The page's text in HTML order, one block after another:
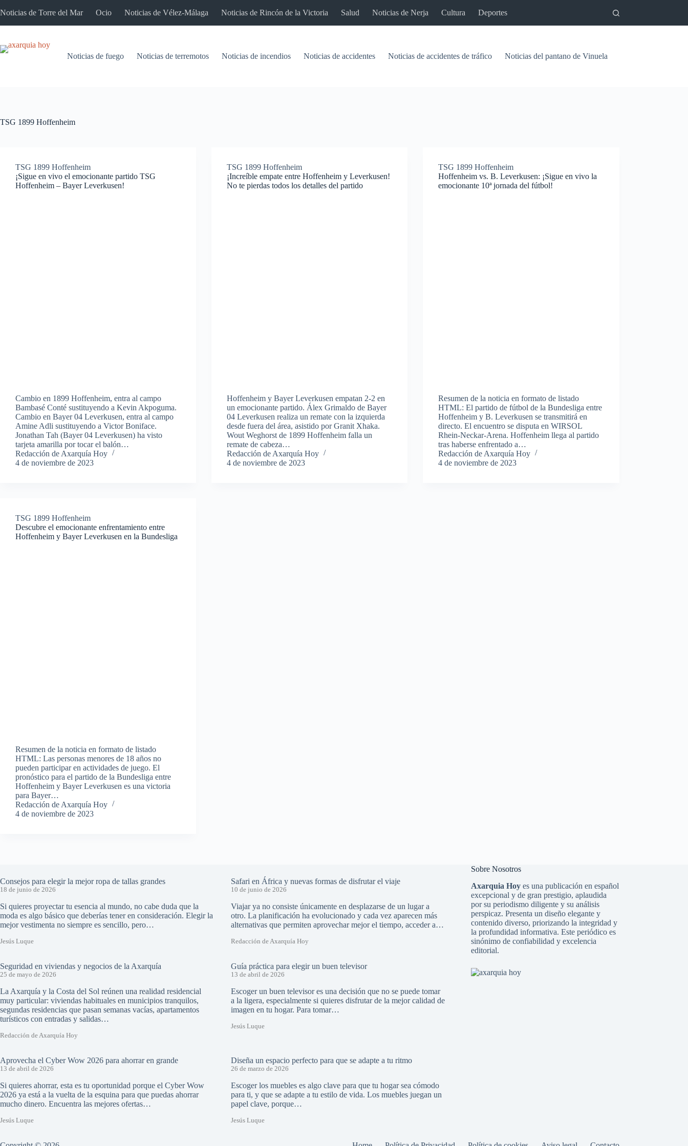
al
Noticias de Torre del Mar Ocio Noticias de Vélez-Málaga Noticias de Rincón de la Victoria Salud Noticias de Nerja Cultura Deportes
Noticias de fuego Noticias de terremotos Noticias de incendios Noticias de accidentes Noticias de accidentes de tráfico Noticias del pantano de Vinuela
TSG 1899 Hoffenheim
TSG 1899 Hoffenheim
¡Sigue en vivo el emocionante partido TSG
Hoffenheim – Bayer Leverkusen!
Cambio en 1899 Hoffenheim, entra al campo
Bambasé Conté sustituyendo a Kevin Akpoguma.
Cambio en Bayer 04 Leverkusen, entra al campo
Amine Adli sustituyendo a Victor Boniface.
Jonathan Tah (Bayer 04 Leverkusen) ha visto
tarjeta amarilla por tocar el balón…
Redacción de Axarquía Hoy
4 de noviembre de 2023
TSG 1899 Hoffenheim
¡Increíble empate entre Hoffenheim y Leverkusen!
No te pierdas todos los detalles del partido
Hoffenheim y Bayer Leverkusen empatan 2-2 en
un emocionante partido. Álex Grimaldo de Bayer
04 Leverkusen realiza un remate con la izquierda
desde fuera del área, asistido por Granit Xhaka.
Wout Weghorst de 1899 Hoffenheim falla un
remate de cabeza…
Redacción de Axarquía Hoy
4 de noviembre de 2023
TSG 1899 Hoffenheim
Hoffenheim vs. B. Leverkusen: ¡Sigue en vivo la
emocionante 10ª jornada del fútbol!
Resumen de la noticia en formato de listado
HTML: El partido de fútbol de la Bundesliga entre
Hoffenheim y B. Leverkusen se transmitirá en
directo. El encuentro se disputa en WIRSOL
Rhein-Neckar-Arena. Hoffenheim llega al partido
tras haberse enfrentado a…
Redacción de Axarquía Hoy
4 de noviembre de 2023
TSG 1899 Hoffenheim
Descubre el emocionante enfrentamiento entre
Hoffenheim y Bayer Leverkusen en la Bundesliga
Resumen de la noticia en formato de listado
HTML: Las personas menores de 18 años no
pueden participar en actividades de juego. El
pronóstico para el partido de la Bundesliga entre
Hoffenheim y Bayer Leverkusen es una victoria
para Bayer…
Redacción de Axarquía Hoy
4 de noviembre de 2023
Consejos para elegir la mejor ropa de tallas grandes
18 de junio de 2026
Si quieres proyectar tu esencia al mundo, no cabe duda que la
moda es algo básico que deberías tener en consideración. Elegir la
mejor vestimenta no siempre es sencillo, pero…
Jesús Luque
Safari en África y nuevas formas de disfrutar el viaje
10 de junio de 2026
Viajar ya no consiste únicamente en desplazarse de un lugar a
otro. La planificación ha evolucionado y cada vez aparecen más
alternativas que permiten aprovechar mejor el tiempo, acceder a…
Redacción de Axarquía Hoy
Seguridad en viviendas y negocios de la Axarquía
25 de mayo de 2026
La Axarquía y la Costa del Sol reúnen una realidad residencial
muy particular: viviendas habituales en municipios tranquilos,
segundas residencias que pasan semanas vacías, apartamentos
turísticos con entradas y salidas…
Redacción de Axarquía Hoy
Guía práctica para elegir un buen televisor
13 de abril de 2026
Escoger un buen televisor es una decisión que no se puede tomar
a la ligera, especialmente si quieres disfrutar de la mejor calidad de
imagen en tu hogar. Para tomar…
Jesús Luque
Aprovecha el Cyber Wow 2026 para ahorrar en grande
13 de abril de 2026
Si quieres ahorrar, esta es tu oportunidad porque el Cyber Wow
2026 ya está a la vuelta de la esquina para que puedas ahorrar
mucho dinero. Encuentra las mejores ofertas…
Jesús Luque
Diseña un espacio perfecto para que se adapte a tu ritmo
26 de marzo de 2026
Escoger los muebles es algo clave para que tu hogar sea cómodo
para ti, y que se adapte a tu estilo de vida. Los muebles juegan un
papel clave, porque…
Jesús Luque
Sobre Nosotros
Axarquia Hoyes una publicación en español
excepcional y de gran prestigio, aplaudida
por su periodismo diligente y su análisis
perspicaz. Presenta un diseño elegante y
contenido diverso, priorizando la integridad y
la profundidad informativa. Este periódico es
sinónimo de confiabilidad y excelencia
editorial.